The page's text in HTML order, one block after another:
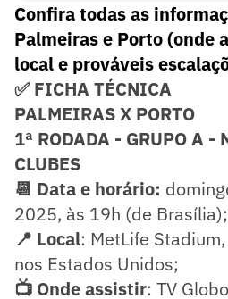
Confira todas as
Palmeiras e Porto (onde
local e prováveis
✅ FICHA TÉCNICA
PALMEIRAS X PORTO
1ª RODADA - GRUPO A -
CLUBES
📆 Data e horário:
2025, às 19h (de Brasília);
📍 Local: MetLife
nos Estados Unidos;
📺 Onde assistir: TV